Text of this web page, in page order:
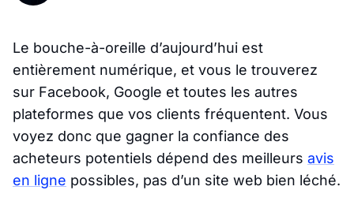
Le bouche-à-oreille d’aujourd’hui est
entièrement numérique, et vous le trouverez
sur Facebook, Google et toutes les autres
plateformes que vos clients fréquentent. Vous
voyez donc que gagner la confiance des
acheteurs potentiels dépend des meilleurs avis
en ligne possibles, pas d’un site web bien léché.